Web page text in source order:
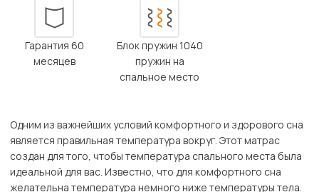
Гарантия 60
месяцев
Блок пружин 1040
пружин на
спальное место
Одним из важнейших условий комфортного и здорового сна
является правильная температура вокруг. Этот матрас
создан для того, чтобы температура спального места была
идеальной для вас. Известно, что для комфортного сна
желательна температура немного ниже температуры тела.